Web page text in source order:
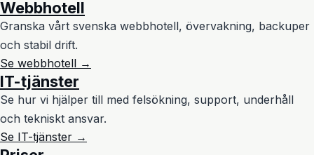
Webbhotell
Granska vårt svenska webbhotell, övervakning, backuper
och stabil drift.
Se webbhotell →
IT-tjänster
Se hur vi hjälper till med felsökning, support, underhåll
och tekniskt ansvar.
Se IT-tjänster →